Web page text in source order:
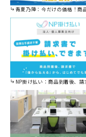
青夏乃陣：今だけの価格！商品限定セール開催
NP掛け払い：商品到着後、請求書で後から